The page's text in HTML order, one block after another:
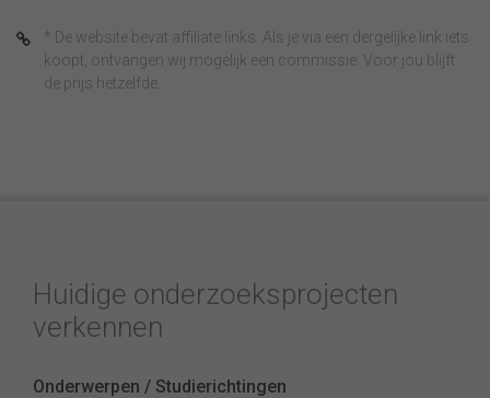
* De website bevat affiliate links. Als je via een dergelijke link iets
koopt, ontvangen wij mogelijk een commissie. Voor jou blijft
de prijs hetzelfde.
Huidige onderzoeksprojecten
verkennen
Onderwerpen / Studierichtingen